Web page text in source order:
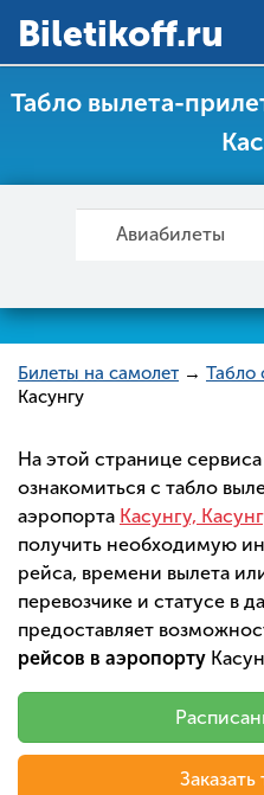
Вiletikoff.ru
Табло вылета-
Авиабилеты
Билеты на самолет → Табло
Касунгу
На этой странице
ознакомиться с табло
аэропорта Касунгу,
получить необходимую
рейса, времени вылета
перевозчике и статусе в
предоставляет
рейсов в аэропорту